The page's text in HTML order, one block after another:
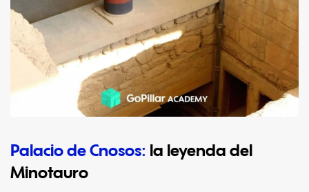
Palacio de Cnosos: la leyenda del
Minotauro